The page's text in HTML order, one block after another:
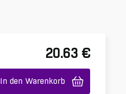
20.63 €
In den Warenkorb